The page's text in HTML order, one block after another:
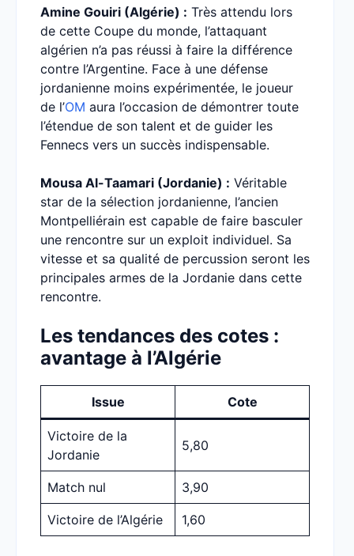
Amine Gouiri (Algérie) : Très attendu lors
de cette Coupe du monde, l’attaquant
algérien n’a pas réussi à faire la différence
contre l’Argentine. Face à une défense
jordanienne moins expérimentée, le joueur
de l’OM aura l’occasion de démontrer toute
l’étendue de son talent et de guider les
Fennecs vers un succès indispensable.
Mousa Al-Taamari (Jordanie) : Véritable
star de la sélection jordanienne, l’ancien
Montpelliérain est capable de faire basculer
une rencontre sur un exploit individuel. Sa
vitesse et sa qualité de percussion seront les
principales armes de la Jordanie dans cette
rencontre.
Les tendances des cotes :
avantage à l’Algérie
Issue Cote
Victoire de la
Jordanie
5,80
Match nul 3,90
Victoire de l’Algérie 1,60